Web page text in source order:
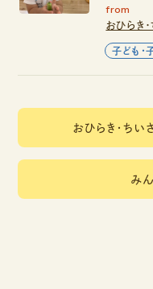
from
おひらき
子ども・
おひらき・ち
み